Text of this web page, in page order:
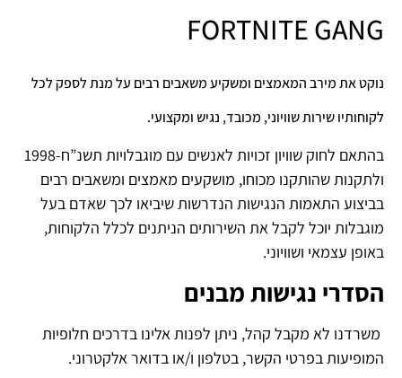
FORTNITE GANG
נוקט את מירב המאמצים ומשקיע משאבים רבים על מנת לספק לכל
לקוחותיו שירות שוויוני, מכובד, נגיש ומקצועי.
בהתאם לחוק שוויון זכויות לאנשים עם מוגבלויות תשנ”ח-1998
ולתקנות שהותקנו מכוחו, מושקעים מאמצים ומשאבים רבים
בביצוע התאמות הנגישות הנדרשות שיביאו לכך שאדם בעל
מוגבלות יוכל לקבל את השירותים הניתנים לכלל הלקוחות,
באופן עצמאי ושוויוני.
הסדרי נגישות מבנים
משרדנו לא מקבל קהל, ניתן לפנות אלינו בדרכים חלופיות
המופיעות בפרטי הקשר, בטלפון ו/או בדואר אלקטרוני.